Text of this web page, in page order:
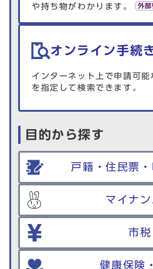
や持ち物がわかります。
オンライン手続
インターネット上で申請可
を指定して検索できます。
目的から探す
戸籍・住民票
マイナン
市税
健康保険